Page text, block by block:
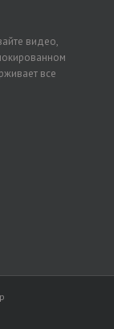
видео,
все